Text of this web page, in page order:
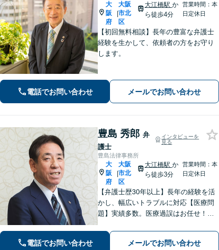
大
阪
府
|
大阪
市北
区
大江橋駅 か
ら徒歩4分
営業時間：本
日定休日
【初回無料相談】長年の豊富な弁護士
経験を生かして、依頼者の方をお守り
します。
電話でお問い合わせ メールでお問い合わせ
豊島 秀郎 弁
護士
インタビューを
見る
豊島法律事務所
大
阪
府
|
大阪
市北
区
大江橋駅 か
ら徒歩3分
営業時間：本
日定休日
【弁護士歴30年以上】長年の経験を活
かし、幅広いトラブルに対応【医療問
題】実績多数。医療過誤はお任せ！
働問題のお悩みもご相談ください【夜
間・休日相談可】【淀屋橋駅6分】
電話でお問い合わせ メールでお問い合わせ